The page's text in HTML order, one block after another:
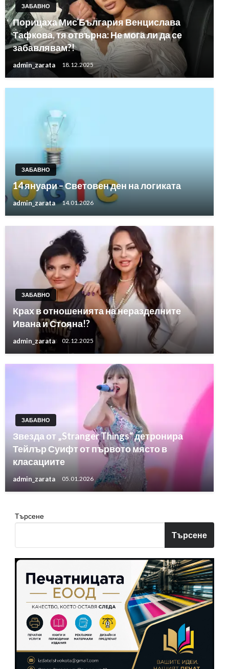
ЗАБАВНО
Порицаха Мис България Венцислава
Тафкова, тя отвърна: Не мога ли да се
забавлявам?!
admin_zarata 18.12.2025
ЗАБАВНО
14 януари – Световен ден на логиката
admin_zarata 14.01.2026
ЗАБАВНО
Крах в отношенията на неразделните
Ивана и Стояна!?
admin_zarata 02.12.2025
ЗАБАВНО
Звезда от „Stranger Things“ детронира
Тейлър Суифт от първото място в
класациите
admin_zarata 05.01.2026
Търсене
Търсене